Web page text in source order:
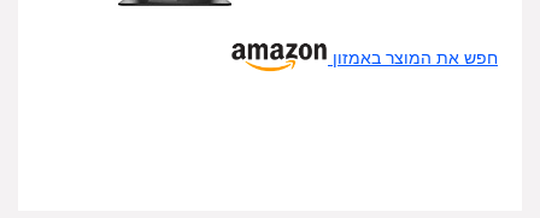
חפש את המוצר באמזון